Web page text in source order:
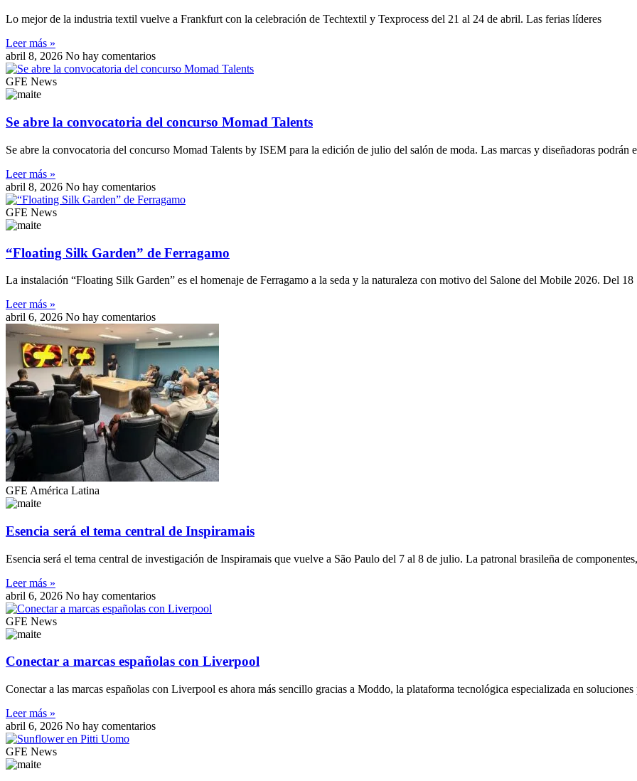
Lo mejor de la industria textil vuelve a Frankfurt con la celebración de Techtextil y Texprocess del 21 al 24 de abril. Las ferias líderes
Leer más »
abril 8, 2026 No hay comentarios
GFE News
Se abre la convocatoria del concurso Momad Talents
Se abre la convocatoria del concurso Momad Talents by ISEM para la edición de julio del salón de moda. Las marcas y diseñadoras podrán
Leer más »
abril 8, 2026 No hay comentarios
GFE News
“Floating Silk Garden” de Ferragamo
La instalación “Floating Silk Garden” es el homenaje de Ferragamo a la seda y la naturaleza con motivo del Salone del Mobile 2026. Del 18
Leer más »
abril 6, 2026 No hay comentarios
GFE América Latina
Esencia será el tema central de Inspiramais
Esencia será el tema central de investigación de Inspiramais que vuelve a São Paulo del 7 al 8 de julio. La patronal brasileña de componentes,
Leer más »
abril 6, 2026 No hay comentarios
GFE News
Conectar a marcas españolas con Liverpool
Conectar a las marcas españolas con Liverpool es ahora más sencillo gracias a Moddo, la plataforma tecnológica especializada en
Leer más »
abril 6, 2026 No hay comentarios
GFE News